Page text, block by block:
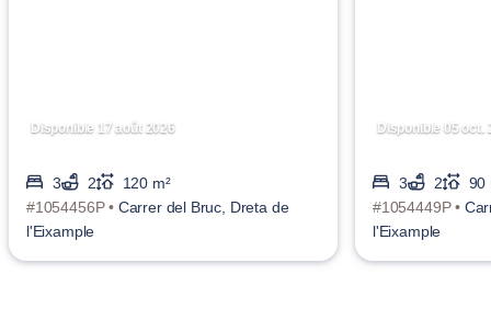
Disponible 17 août 2026
3 2
120 m²
#1054456P • Carrer del Bruc, Dreta de
l'Eixample
Disponible 05 oct.
3 2
90
#1054449P •
l'Eixample